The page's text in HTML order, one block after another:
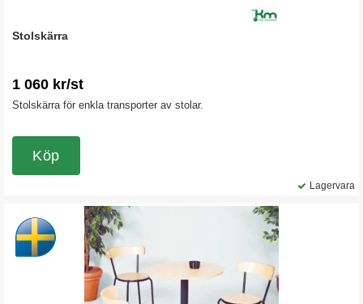
Stolskärra
1 060 kr/st
Stolskärra för enkla transporter av stolar.
Lagervara
Köp